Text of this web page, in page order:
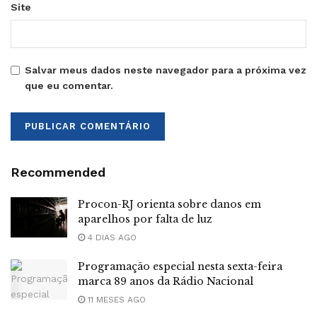
Site
Salvar meus dados neste navegador para a próxima vez
que eu comentar.
Recommended
Procon-RJ orienta sobre danos em
aparelhos por falta de luz
4 DIAS AGO
Programação especial nesta sexta-feira
marca 89 anos da Rádio Nacional
11 MESES AGO